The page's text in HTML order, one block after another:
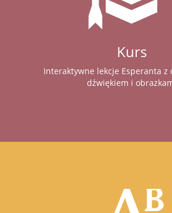
Kurs
Interaktywne lekcje Esperanta z
dźwiękiem i